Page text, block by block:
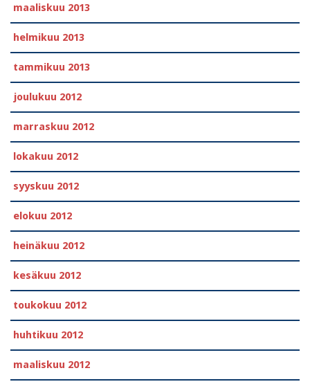
maaliskuu 2013
helmikuu 2013
tammikuu 2013
joulukuu 2012
marraskuu 2012
lokakuu 2012
syyskuu 2012
elokuu 2012
heinäkuu 2012
kesäkuu 2012
toukokuu 2012
huhtikuu 2012
maaliskuu 2012